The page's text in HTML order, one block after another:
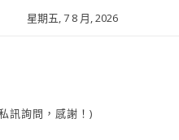
星期五, 7 8 月, 2026
訊詢問，感謝！)